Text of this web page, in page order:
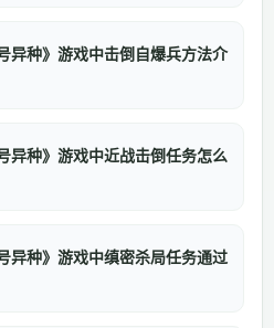
异种》游戏中击倒自爆兵方法介
异种》游戏中近战击倒任务怎么
异种》游戏中缜密杀局任务通过